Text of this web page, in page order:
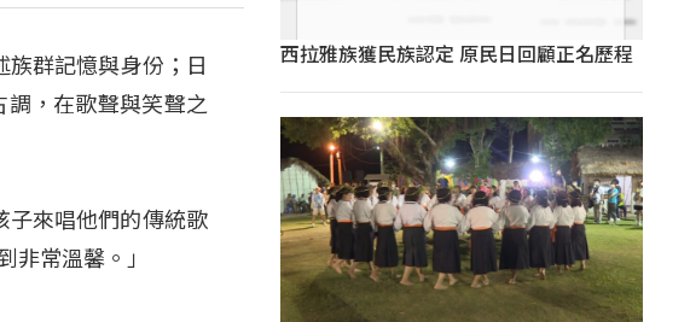
群記憶與身份；日
，在歌聲與笑聲之
子來唱他們的傳統歌
非常溫馨。」
西拉雅族獲民族認定 原民日回顧正名歷程